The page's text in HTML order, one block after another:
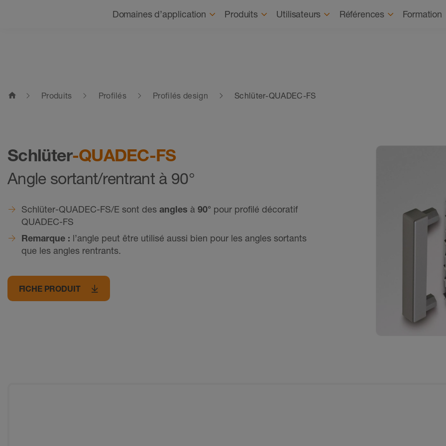
Recrutement À
Domaines d’application Produits Utilisateurs Références Formation
home Produits Profilés Profilés design Schlüter-QUADEC-FS
Schlüter-QUADEC-FS
Angle sortant/rentrant à 90°
Schlüter-QUADEC-FS/E sont des angles à 90° pour profilé décoratif
QUADEC-FS
Remarque : l’angle peut être utilisé aussi bien pour les angles sortants
que les angles rentrants.
FICHE PRODUIT